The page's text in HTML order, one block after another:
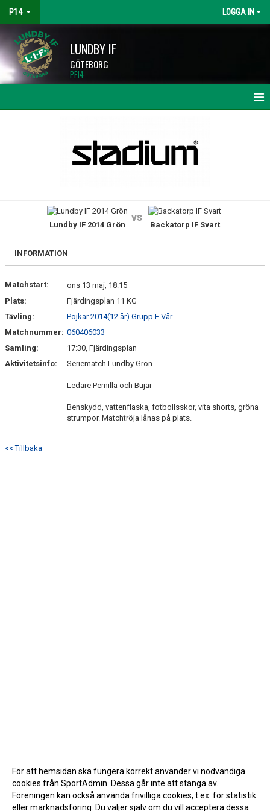
P14 LOGGA IN
LUNDBY IF
GÖTEBORG
PF14
BILDGALLERI
KONTAKT
Lundby IF 2014 Grön
vs
Backatorp IF Svart
INFORMATION
Matchstart:
ons 13 maj, 18:15
Plats:
Fjärdingsplan 11 KG
Tävling:
Pojkar 2014(12 år) Grupp F Vår
Matchnummer: 060406033
Samling:
17:30, Fjärdingsplan
Aktivitetsinfo:
Seriematch Lundby Grön
Ledare Pernilla och Bujar
Benskydd, vattenflaska, fotbollsskor, vita shorts, gröna
strumpor. Matchtröja lånas på plats.
<< Tillbaka
För att hemsidan ska fungera korrekt använder vi nödvändiga
cookies från SportAdmin. Dessa går inte att stänga av.
Föreningen kan också använda frivilliga cookies, t.ex. för statistik
eller marknadsföring. Du väljer själv om du vill acceptera dessa.